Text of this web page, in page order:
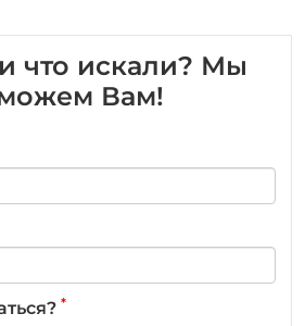
что искали? Мы
Вам!
*